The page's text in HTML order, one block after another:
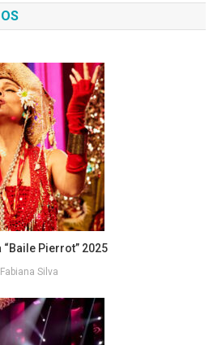
Pierrot” 2025
Fabiana Silva